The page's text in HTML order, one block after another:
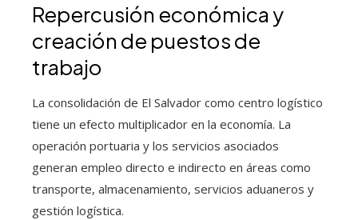
Repercusión económica y
creación de puestos de
trabajo
La consolidación de El Salvador como centro logístico
tiene un efecto multiplicador en la economía. La
operación portuaria y los servicios asociados
generan empleo directo e indirecto en áreas como
transporte, almacenamiento, servicios aduaneros y
gestión logística.